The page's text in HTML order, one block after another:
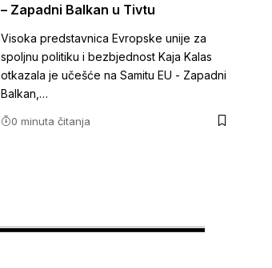
– Zapadni Balkan u Tivtu
Visoka predstavnica Evropske unije za
spoljnu politiku i bezbjednost Kaja Kalas
otkazala je učešće na Samitu EU - Zapadni
Balkan,…
0 minuta čitanja